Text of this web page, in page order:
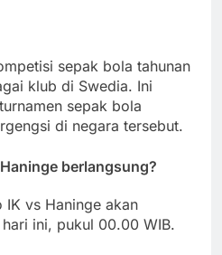
sepak bola tahunan
klub di Swedia. Ini
sepak bola
di negara tersebut.
berlangsung?
IK vs Haninge akan
ini, pukul 00.00 WIB.